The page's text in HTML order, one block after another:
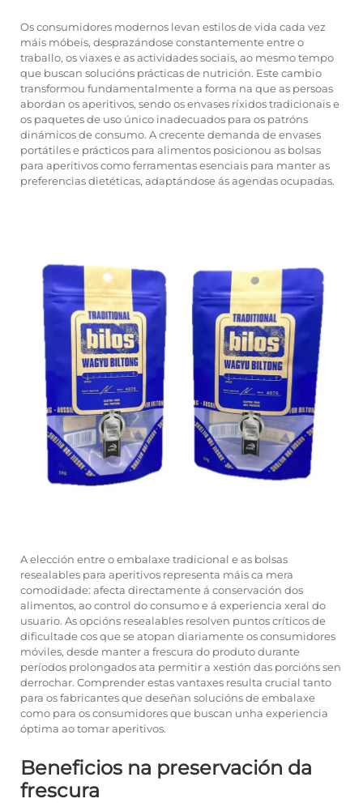
Os consumidores modernos levan estilos de vida cada vez
máis móbeis, desprazándose constantemente entre o
traballo, os viaxes e as actividades sociais, ao mesmo tempo
que buscan solucións prácticas de nutrición. Este cambio
transformou fundamentalmente a forma na que as persoas
abordan os aperitivos, sendo os envases ríxidos tradicionais e
os paquetes de uso único inadecuados para os patróns
dinámicos de consumo. A crecente demanda de envases
portátiles e prácticos para alimentos posicionou as bolsas
para aperitivos como ferramentas esenciais para manter as
preferencias dietéticas, adaptándose ás agendas ocupadas.
A elección entre o embalaxe tradicional e as bolsas
resealables para aperitivos representa máis ca mera
comodidade: afecta directamente á conservación dos
alimentos, ao control do consumo e á experiencia xeral do
usuario. As opcións resealables resolven puntos críticos de
dificultade cos que se atopan diariamente os consumidores
móviles, desde manter a frescura do produto durante
períodos prolongados ata permitir a xestión das porcións sen
derrochar. Comprender estas vantaxes resulta crucial tanto
para os fabricantes que deseñan solucións de embalaxe
como para os consumidores que buscan unha experiencia
óptima ao tomar aperitivos.
Beneficios na preservación da
frescura